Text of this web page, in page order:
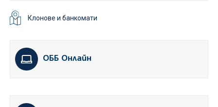
Клонове и банкомати
ОББ Онлайн